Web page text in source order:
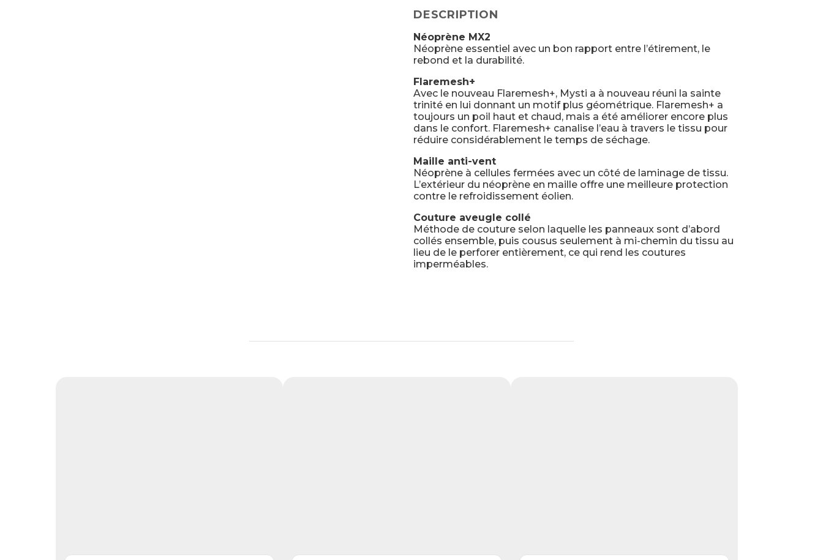
DESCRIPTION
Néoprène MX2
Néoprène essentiel avec un bon rapport entre l’étirement, le
rebond et la durabilité.
Flaremesh+
Avec le nouveau Flaremesh+, Mysti a à nouveau réuni la sainte
trinité en lui donnant un motif plus géométrique. Flaremesh+ a
toujours un poil haut et chaud, mais a été améliorer encore plus
dans le confort. Flaremesh+ canalise l’eau à travers le tissu pour
réduire considérablement le temps de séchage.
Maille anti-vent
Néoprène à cellules fermées avec un côté de laminage de tissu.
L’extérieur du néoprène en maille offre une meilleure protection
contre le refroidissement éolien.
Couture aveugle collé
Méthode de couture selon laquelle les panneaux sont d’abord
collés ensemble, puis cousus seulement à mi-chemin du tissu au
lieu de le perforer entièrement, ce qui rend les coutures
imperméables.